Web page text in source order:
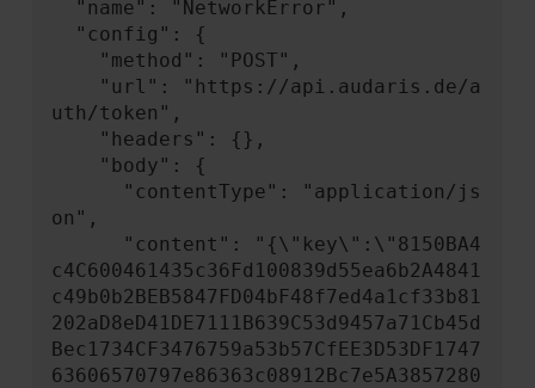
uth/token",
on",
c4C600461435c36Fd100839d55ea6b2A4841
c49b0b2BEB5847FD04bF48f7ed4a1cf33b81
202aD8eD41DE7111B639C53d9457a71Cb45d
Bec1734CF3476759a53b57CfEE3D53DF1747
63606570797e86363c08912Bc7e5A3857280